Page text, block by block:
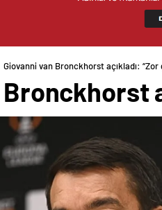
Giovanni van Bronckhorst açıkladı: